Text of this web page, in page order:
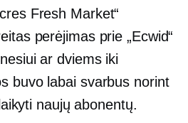
Fresh Market“
perėjimas prie „Ecwid“
ar dviems iki
buvo labai svarbus norint
naujų abonentų.